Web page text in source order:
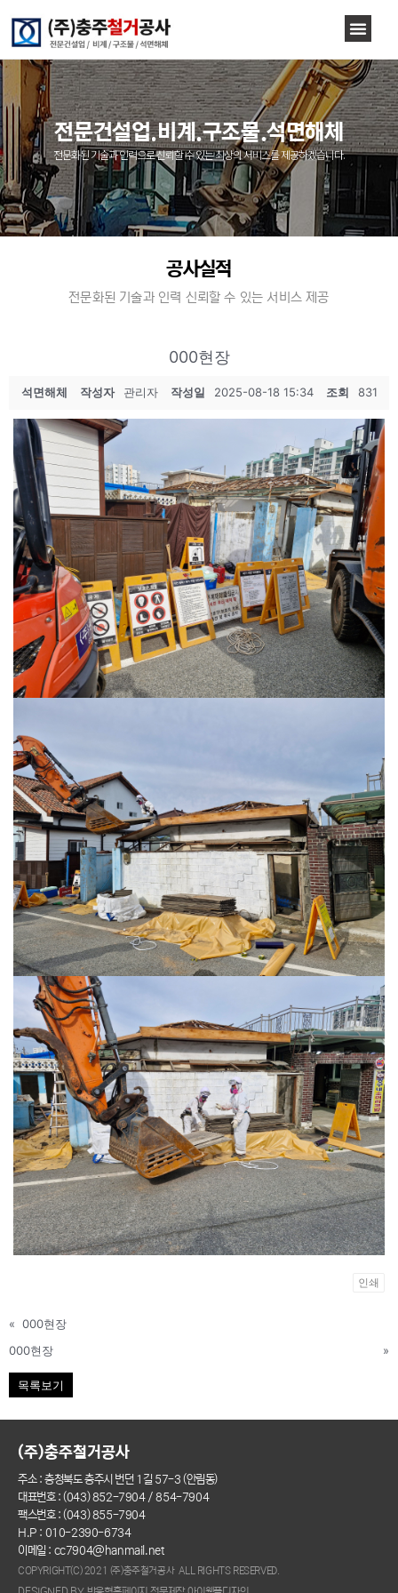
전문건설업.비계.구조물.석면해체
전문화된 기술과 인력으로 신뢰할 수 있는 최상의 서비스를 제공하겠습니다.
공사실적
전문화된 기술과 인력 신뢰할 수 있는 서비스 제공
000현장
석면해체 작성자 관리자 작성일 2025-08-18 15:34 조회 831
인쇄
« 000현장
000현장
»
목록보기
(주)충주철거공사
주소 : 충청북도 충주시 번던 1길 57-3 (안림동)
대표번호 : (043) 852-7904 / 854-7904
팩스번호 : (043) 855-7904
H.P : 010-2390-6734
이메일 : cc7904@hanmail.net
COPYRIGHT(C) 2021 (주)충주철거공사 ALL RIGHTS RESERVED.